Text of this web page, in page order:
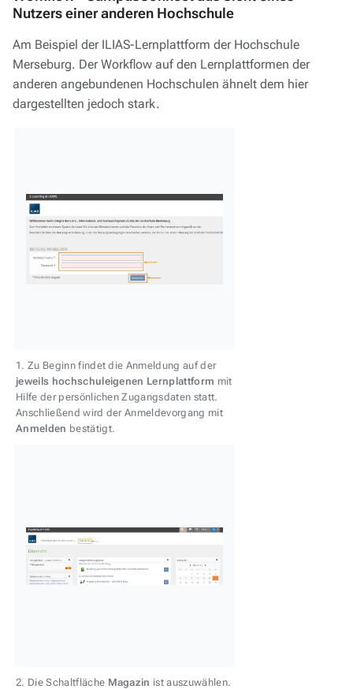
Nutzers einer anderen Hochschule
Am Beispiel der ILIAS-Lernplattform der Hochschule
Merseburg. Der Workflow auf den Lernplattformen der
anderen angebundenen Hochschulen ähnelt dem hier
dargestellten jedoch stark.
1. Zu Beginn findet die Anmeldung auf der
jeweils hochschuleigenen Lernplattform mit
Hilfe der persönlichen Zugangsdaten statt.
Anschließend wird der Anmeldevorgang mit
Anmelden bestätigt.
2. Die Schaltfläche Magazin ist auszuwählen.